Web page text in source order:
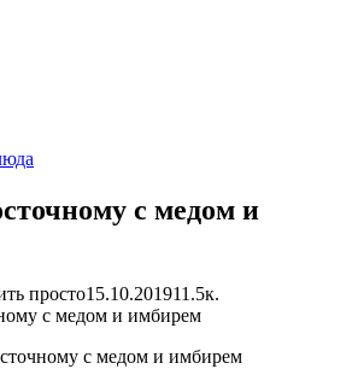
с медом и
просто15.10.201911.5к.
с медом и имбирем